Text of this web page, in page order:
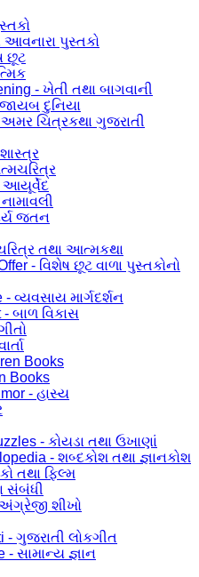
આવનારા પુસ્તકો
છૂટ
- ખેતી તથા બાગવાની
દુનિયા
અમર ચિત્રકથા ગુજરાતી
આયૂર્વેદ
જતન
તથા આત્મકથા
- વિશેષ છૂટ વાળા પુસ્તકોનો
વ્યવસાય માર્ગદર્શન
બાળ વિકાસ
Books
Books
- હાસ્ય
- કોયડા તથા ઉખાણાં
- શબ્દકોશ તથા જ્ઞાનકોશ
તથા ફિલ્મ
સંબંધી
શીખો
- ગુજરાતી લોકગીત
- સામાન્ય જ્ઞાન